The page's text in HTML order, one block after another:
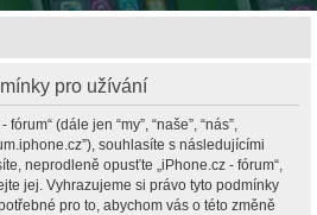
pro užívání
(dále jen “my”, “naše”, “nás”,
souhlasíte s následujícími
neprodleně opusťte „iPhone.cz - fórum“,
jej. Vyhrazujeme si právo tyto podmínky
pro to, abychom vás o této změně